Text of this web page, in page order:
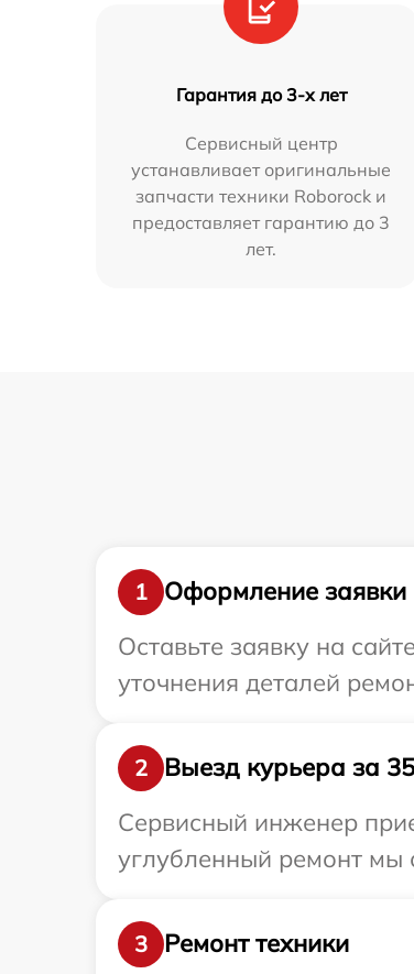
Гарантия до 3-х лет
Сервисный центр
устанавливает оригинальные
запчасти техники Roborock и
предоставляет гарантию до 3
лет.
1
Оформление заявки
Оставьте заявку на
уточнения деталей
2
Выезд курьера за
Сервисный инженер
углубленный ремонт мы
3
Ремонт техники